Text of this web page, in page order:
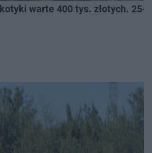
warte 400 tys. złotych.